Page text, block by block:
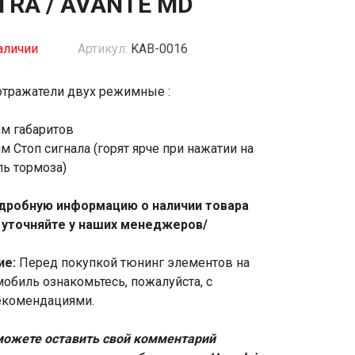
Артикул: KAB-0016
двух режимные :
габаритов
Стоп сигнала (горят ярче при нажатии на
тормоза)
информацию о наличии товара
уточняйте у наших менеджеров/
Перед покупкой тюнинг элементов на
ознакомьтесь, пожалуйста, с
.
оставить свой комментарий